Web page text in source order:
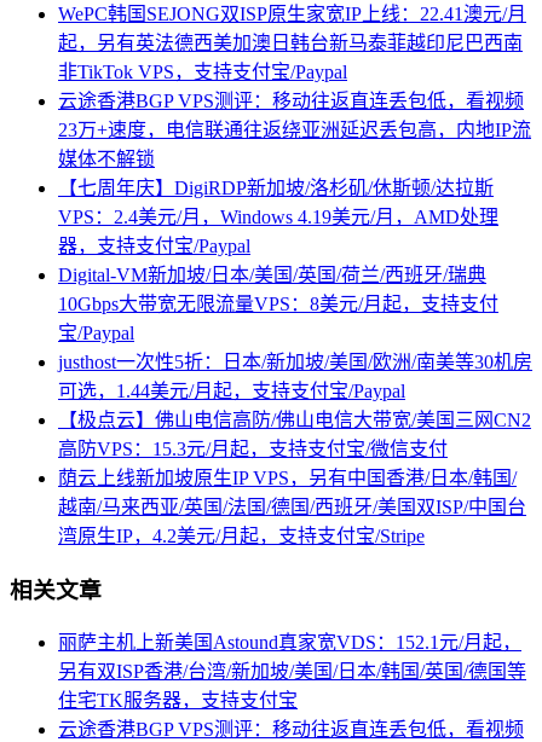
WePC韩国SEJONG双ISP原生家宽IP上线：22.41澳元/月
起，另有英法德西美加澳日韩台新马泰菲越印尼巴西南
非TikTok VPS，支持支付宝/Paypal
云途香港BGP VPS测评：移动往返直连丢包低，看视频
23万+速度，电信联通往返绕亚洲延迟丢包高，内地IP流
媒体不解锁
【七周年庆】DigiRDP新加坡/洛杉矶/休斯顿/达拉斯
VPS：2.4美元/月，Windows 4.19美元/月，AMD处理
器，支持支付宝/Paypal
Digital-VM新加坡/日本/美国/英国/荷兰/西班牙/瑞典
10Gbps大带宽无限流量VPS：8美元/月起，支持支付
宝/Paypal
justhost一次性5折：日本/新加坡/美国/欧洲/南美等30机房
可选，1.44美元/月起，支持支付宝/Paypal
【极点云】佛山电信高防/佛山电信大带宽/美国三网CN2
高防VPS：15.3元/月起，支持支付宝/微信支付
荫云上线新加坡原生IP VPS，另有中国香港/日本/韩国/
越南/马来西亚/英国/法国/德国/西班牙/美国双ISP/中国台
湾原生IP，4.2美元/月起，支持支付宝/Stripe
相关文章
丽萨主机上新美国Astound真家宽VDS：152.1元/月起，
另有双ISP香港/台湾/新加坡/美国/日本/韩国/英国/德国等
住宅TK服务器，支持支付宝
云途香港BGP VPS测评：移动往返直连丢包低，看视频